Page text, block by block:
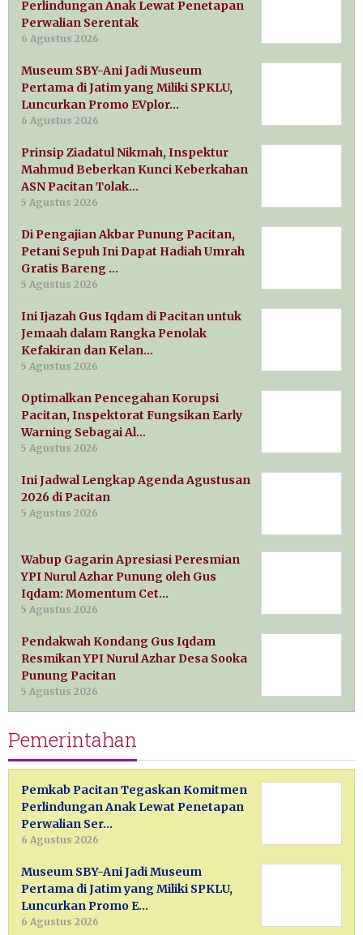
Perlindungan Anak Lewat Penetapan
Perwalian Serentak
6 Agustus 2026
Museum SBY-Ani Jadi Museum
Pertama di Jatim yang Miliki SPKLU,
Luncurkan Promo EVplor…
6 Agustus 2026
Prinsip Ziadatul Nikmah, Inspektur
Mahmud Beberkan Kunci Keberkahan
ASN Pacitan Tolak…
5 Agustus 2026
Di Pengajian Akbar Punung Pacitan,
Petani Sepuh Ini Dapat Hadiah Umrah
Gratis Bareng …
5 Agustus 2026
Ini Ijazah Gus Iqdam di Pacitan untuk
Jemaah dalam Rangka Penolak
Kefakiran dan Kelan…
5 Agustus 2026
Optimalkan Pencegahan Korupsi
Pacitan, Inspektorat Fungsikan Early
Warning Sebagai Al…
5 Agustus 2026
Ini Jadwal Lengkap Agenda Agustusan
2026 di Pacitan
5 Agustus 2026
Wabup Gagarin Apresiasi Peresmian
YPI Nurul Azhar Punung oleh Gus
Iqdam: Momentum Cet…
5 Agustus 2026
Pendakwah Kondang Gus Iqdam
Resmikan YPI Nurul Azhar Desa Sooka
Punung Pacitan
5 Agustus 2026
Pemerintahan
Pemkab Pacitan Tegaskan Komitmen
Perlindungan Anak Lewat Penetapan
Perwalian Ser…
6 Agustus 2026
Museum SBY-Ani Jadi Museum
Pertama di Jatim yang Miliki SPKLU,
Luncurkan Promo E…
6 Agustus 2026